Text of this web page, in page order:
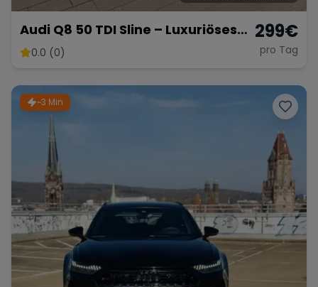
Audi Q8 50 TDI Sline – Luxuriöses
SUV mit 286 PS
0.0 (0)
299€
pro Tag
~3 Min